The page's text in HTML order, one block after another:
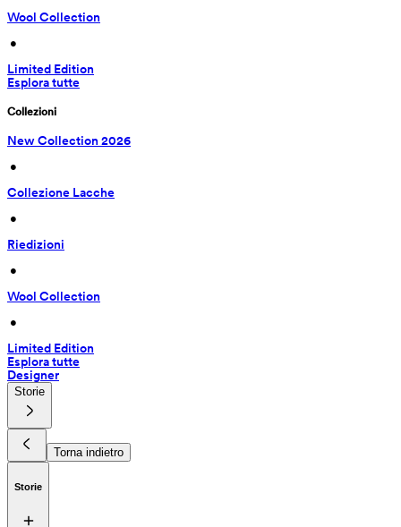
Wool Collection
•
Limited Edition
Esplora tutte
Collezioni
New Collection 2026
•
Collezione Lacche
•
Riedizioni
•
Wool Collection
•
Limited Edition
Esplora tutte
Designer
Storie
Torna indietro
Storie